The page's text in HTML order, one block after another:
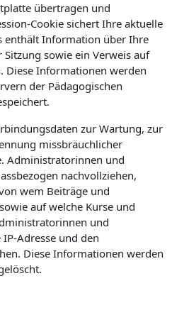
übertragen und
Cookie sichert Ihre aktuelle
enthält Information über Ihre
sowie ein Verweis auf
Diese Informationen werden
der Pädagogischen
zur Wartung, zur
missbräuchlicher
Administratorinnen und
nachvollziehen,
wem Beiträge und
auf welche Kurse und
und
Adresse und den
Diese Informationen werden